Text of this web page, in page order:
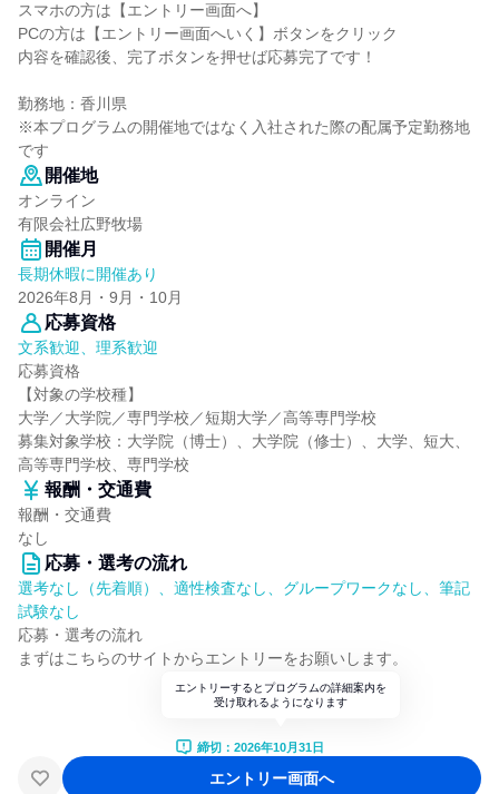
スマホの方は【エントリー画面へ】
PCの方は【エントリー画面へいく】ボタンをクリック
内容を確認後、完了ボタンを押せば応募完了です！
勤務地：香川県
※本プログラムの開催地ではなく入社された際の配属予定勤務地
です
開催地
オンライン
有限会社広野牧場
開催月
長期休暇に開催あり
2026年8月・9月・10月
応募資格
文系歓迎、理系歓迎
応募資格
【対象の学校種】
大学／大学院／専門学校／短期大学／高等専門学校
募集対象学校：大学院（博士）、大学院（修士）、大学、短大、
高等専門学校、専門学校
報酬・交通費
報酬・交通費
なし
応募・選考の流れ
選考なし（先着順）、適性検査なし、グループワークなし、筆記
試験なし
応募・選考の流れ
まずはこちらのサイトからエントリーをお願いします。
エントリーするとプログラムの詳細案内を
受け取れるようになります
締切：2026年10月31日
エントリー画面へ